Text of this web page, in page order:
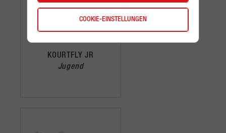
KOURTFLY JR
Jugend
COOKIE-EINSTELLUNGEN